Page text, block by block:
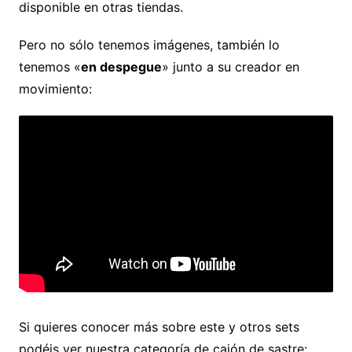
disponible en otras tiendas.
Pero no sólo tenemos imágenes, también lo
tenemos «en despegue» junto a su creador en
movimiento:
Si quieres conocer más sobre este y otros sets